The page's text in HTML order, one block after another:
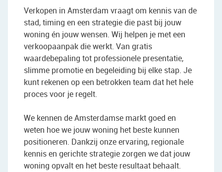
Verkopen in Amsterdam vraagt om kennis van de
stad, timing en een strategie die past bij jouw
woning én jouw wensen. Wij helpen je met een
verkoopaanpak die werkt. Van gratis
waardebepaling tot professionele presentatie,
slimme promotie en begeleiding bij elke stap. Je
kunt rekenen op een betrokken team dat het hele
proces voor je regelt.
We kennen de Amsterdamse markt goed en
weten hoe we jouw woning het beste kunnen
positioneren. Dankzij onze ervaring, regionale
kennis en gerichte strategie zorgen we dat jouw
woning opvalt en het beste resultaat behaalt.